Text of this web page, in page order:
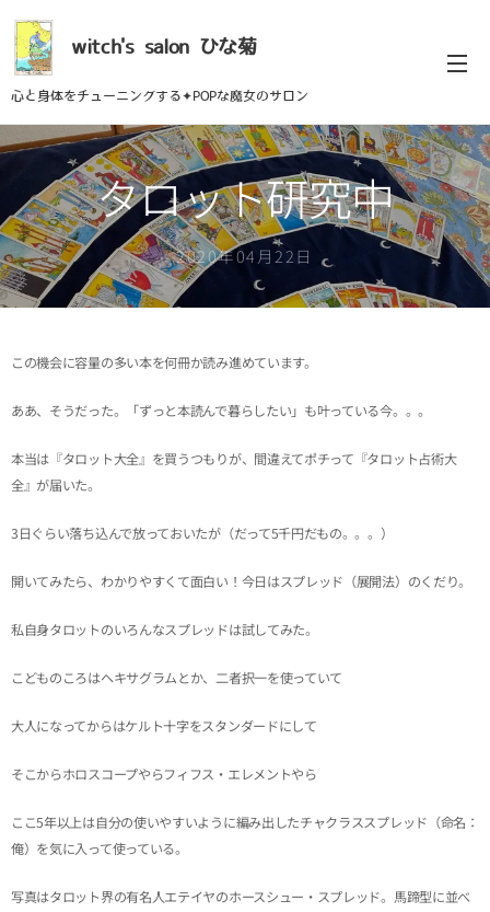
witch's salon ひな菊
心と身体をチューニングする✦POPな魔女のサロン
タロット研究中
2020年04月22日
この機会に容量の多い本を何冊か読み進めています。
ああ、そうだった。「ずっと本読んで暮らしたい」も叶っている今。。。
本当は『タロット大全』を買うつもりが、間違えてポチって『タロット占術大
全』が届いた。
3日ぐらい落ち込んで放っておいたが（だって5千円だもの。。。）
開いてみたら、わかりやすくて面白い！今日はスプレッド（展開法）のくだり。
私自身タロットのいろんなスプレッドは試してみた。
こどものころはヘキサグラムとか、二者択一を使っていて
大人になってからはケルト十字をスタンダードにして
そこからホロスコープやらフィフス・エレメントやら
ここ5年以上は自分の使いやすいように編み出したチャクラススプレッド（命名：
俺）を気に入って使っている。
写真はタロット界の有名人エテイヤのホースシュー・スプレッド。馬蹄型に並べ